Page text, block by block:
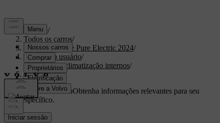
Suporte/
Todos os carros/
XC40 Recharge Pure Electric 2024/
Manual do usuário/
Conforto e climatização internos/
Interior
Suporte personalizadoObtenha informações relevantes para seu
carro específico.
Iniciar sessão